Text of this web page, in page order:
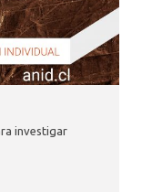
investigar